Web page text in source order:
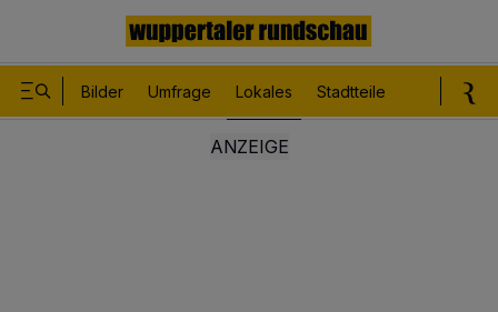
Bilder Umfrage Lokales Stadtteile